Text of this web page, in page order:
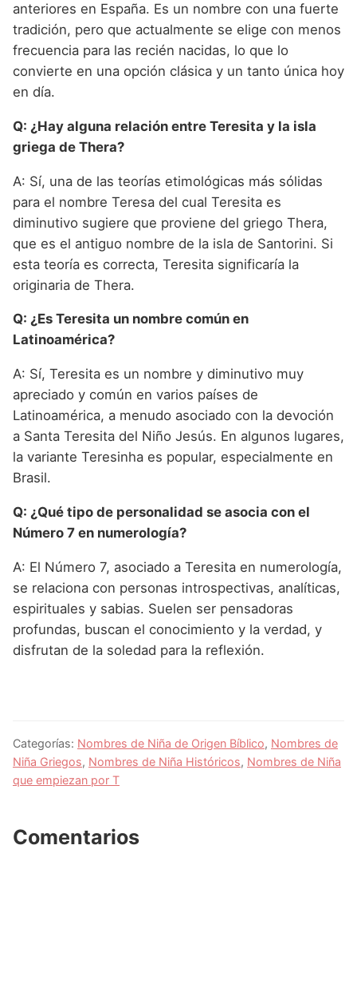
anteriores en España. Es un nombre con una fuerte
tradición, pero que actualmente se elige con menos
frecuencia para las recién nacidas, lo que lo
convierte en una opción clásica y un tanto única hoy
en día.
Q: ¿Hay alguna relación entre Teresita y la isla
griega de Thera?
A: Sí, una de las teorías etimológicas más sólidas
para el nombre Teresa del cual Teresita es
diminutivo sugiere que proviene del griego Thera,
que es el antiguo nombre de la isla de Santorini. Si
esta teoría es correcta, Teresita significaría la
originaria de Thera.
Q: ¿Es Teresita un nombre común en
Latinoamérica?
A: Sí, Teresita es un nombre y diminutivo muy
apreciado y común en varios países de
Latinoamérica, a menudo asociado con la devoción
a Santa Teresita del Niño Jesús. En algunos lugares,
la variante Teresinha es popular, especialmente en
Brasil.
Q: ¿Qué tipo de personalidad se asocia con el
Número 7 en numerología?
A: El Número 7, asociado a Teresita en numerología,
se relaciona con personas introspectivas, analíticas,
espirituales y sabias. Suelen ser pensadoras
profundas, buscan el conocimiento y la verdad, y
disfrutan de la soledad para la reflexión.
Categorías: Nombres de Niña de Origen Bíblico, Nombres de
Niña Griegos, Nombres de Niña Históricos, Nombres de Niña
que empiezan por T
Comentarios